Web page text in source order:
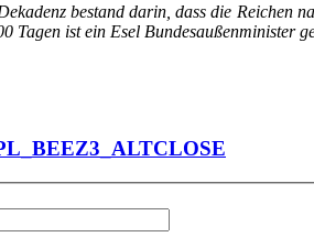
be­stand dar­in, dass die Rei­chen
Ta­gen ist ein Esel Bun­des­au­ßen­mi­nis­ter